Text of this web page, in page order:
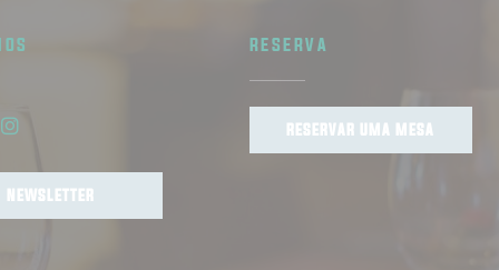
((abre numa nova janela))
Instagram ((abre numa nova janela))
NEWSLETTER
RESERVA
RESERVAR UMA MESA